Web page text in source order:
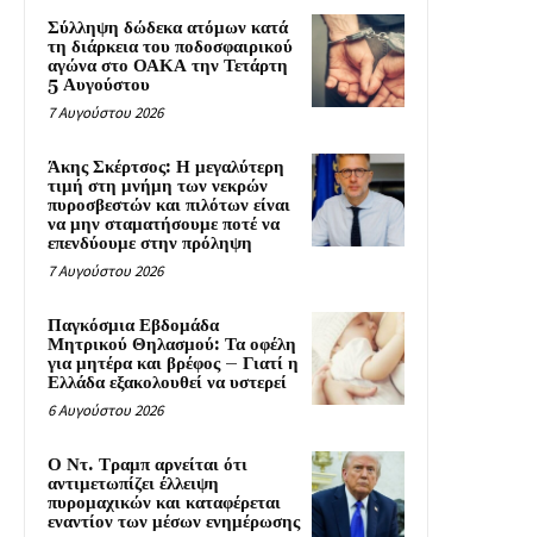
Σύλληψη δώδεκα ατόμων κατά
τη διάρκεια του ποδοσφαιρικού
αγώνα στο ΟΑΚΑ την Τετάρτη
5 Αυγούστου
7 Αυγούστου 2026
Άκης Σκέρτσος: Η μεγαλύτερη
τιμή στη μνήμη των νεκρών
πυροσβεστών και πιλότων είναι
να μην σταματήσουμε ποτέ να
επενδύουμε στην πρόληψη
7 Αυγούστου 2026
Παγκόσμια Εβδομάδα
Μητρικού Θηλασμού: Τα οφέλη
για μητέρα και βρέφος – Γιατί η
Ελλάδα εξακολουθεί να υστερεί
6 Αυγούστου 2026
Ο Ντ. Τραμπ αρνείται ότι
αντιμετωπίζει έλλειψη
πυρομαχικών και καταφέρεται
εναντίον των μέσων ενημέρωσης